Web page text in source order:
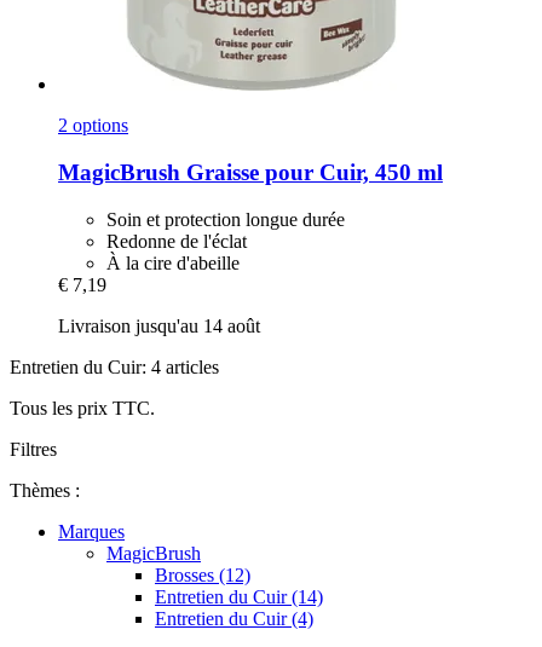
2 options
MagicBrush Graisse pour Cuir, 450 ml
Soin et protection longue durée
Redonne de l'éclat
À la cire d'abeille
€ 7,19
Livraison jusqu'au 14 août
Entretien du Cuir: 4 articles
Tous les prix TTC.
Filtres
Thèmes :
Marques
MagicBrush
Brosses (12)
Entretien du Cuir (14)
Entretien du Cuir (4)